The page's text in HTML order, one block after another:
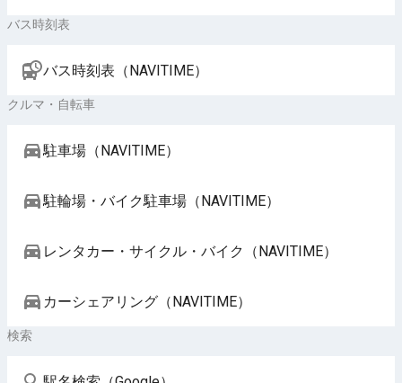
バス時刻表
バス時刻表（NAVITIME）
クルマ・自転車
駐車場（NAVITIME）
駐輪場・バイク駐車場（NAVITIME）
レンタカー・サイクル・バイク（NAVITIME）
カーシェアリング（NAVITIME）
検索